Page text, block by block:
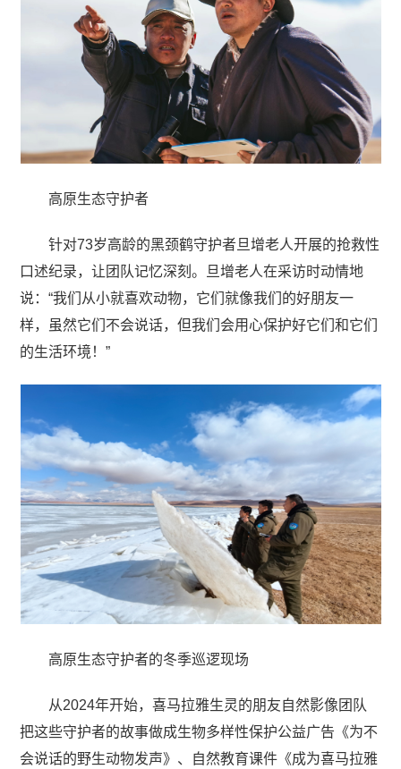
高原生态守护者
针对73岁高龄的黑颈鹤守护者旦增老人开展的抢救性
口述纪录，让团队记忆深刻。旦增老人在采访时动情地
说：“我们从小就喜欢动物，它们就像我们的好朋友一
样，虽然它们不会说话，但我们会用心保护好它们和它们
的生活环境！”
高原生态守护者的冬季巡逻现场
从2024年开始，喜马拉雅生灵的朋友自然影像团队
把这些守护者的故事做成生物多样性保护公益广告《为不
会说话的野生动物发声》、自然教育课件《成为喜马拉雅